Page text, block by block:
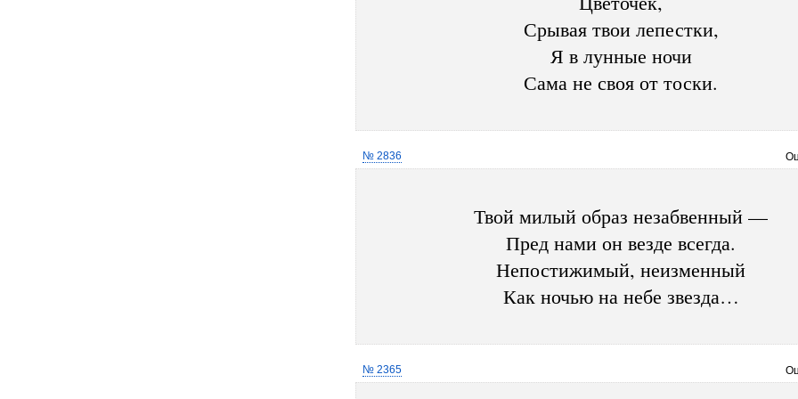
Срывая твои лепестки,
Я в лунные ночи
Сама не своя от тоски.
№ 2836
Твой милый образ незабвенный —
Пред нами он везде всегда.
Непостижимый, неизменный
Как ночью на небе звезда…
№ 2365